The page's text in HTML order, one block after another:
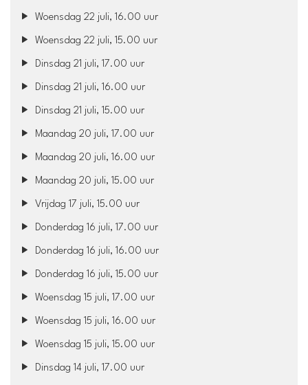
Woensdag 22 juli, 16.00 uur
Woensdag 22 juli, 15.00 uur
Dinsdag 21 juli, 17.00 uur
Dinsdag 21 juli, 16.00 uur
Dinsdag 21 juli, 15.00 uur
Maandag 20 juli, 17.00 uur
Maandag 20 juli, 16.00 uur
Maandag 20 juli, 15.00 uur
Vrijdag 17 juli, 15.00 uur
Donderdag 16 juli, 17.00 uur
Donderdag 16 juli, 16.00 uur
Donderdag 16 juli, 15.00 uur
Woensdag 15 juli, 17.00 uur
Woensdag 15 juli, 16.00 uur
Woensdag 15 juli, 15.00 uur
Dinsdag 14 juli, 17.00 uur